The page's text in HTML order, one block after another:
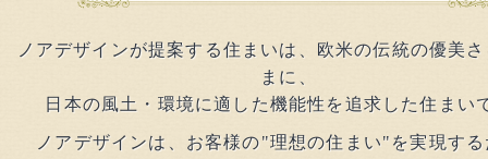
ノアデザインが提案する住まいは、欧米の伝統の優美
まに、
日本の風土・環境に適した機能性を追求した住まい
ノアデザインは、お客様の"理想の住まい"を実現す